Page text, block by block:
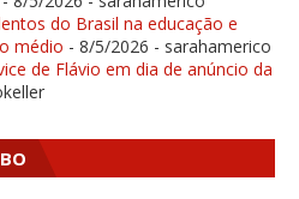
do Brasil na educação e
médio - 8/5/2026 - sarahamerico
de Flávio em dia de anúncio da